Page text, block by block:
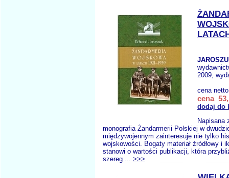
2009,
cena
cena
dodaj do
Napisana
monografia Żandarmerii Polskiej w
międzywojennym zainteresuje nie tylko
wojskowości. Bogaty materiał źródłowy i
stanowi o wartości publikacji, która
szereg ... >>>